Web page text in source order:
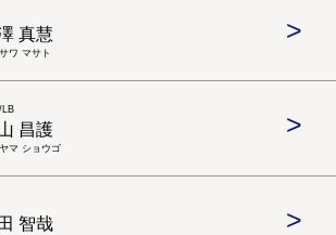
真慧
ワ マサト
>
LB
昌護
マ ショウゴ
>
智哉 >